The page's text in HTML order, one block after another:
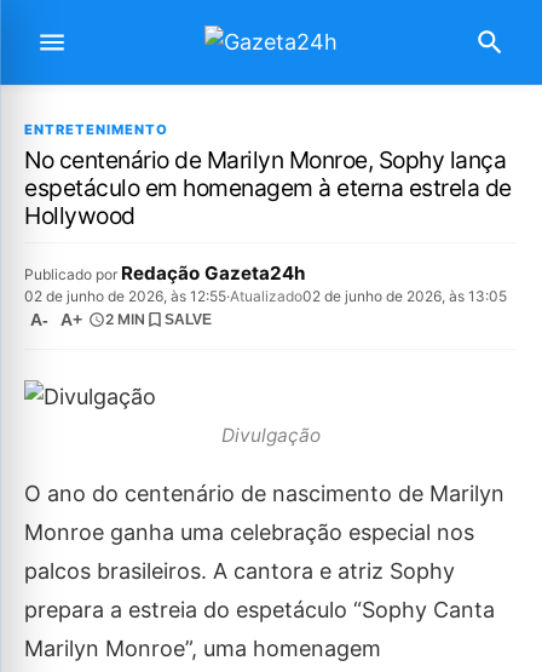
ENTRETENIMENTO
No centenário de Marilyn Monroe, Sophy lança
espetáculo em homenagem à eterna estrela de
Hollywood
Publicado por Redação Gazeta24h
02 de junho de 2026, às 12:55·Atualizado02 de junho de 2026, às 13:05
A- A+ 2 MIN SALVE
Divulgação
O ano do centenário de nascimento de Marilyn
Monroe ganha uma celebração especial nos
palcos brasileiros. A cantora e atriz Sophy
prepara a estreia do espetáculo “Sophy Canta
Marilyn Monroe”, uma homenagem